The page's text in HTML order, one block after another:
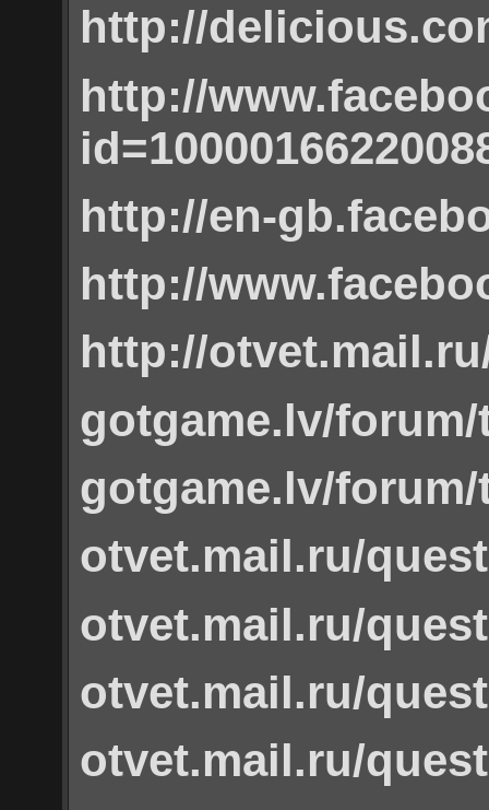
http://
http://
http://en-
http://
http://
gotgame.lv/
gotgame.lv/
otvet.mail.ru/
otvet.mail.ru/
otvet.mail.ru/
otvet.mail.ru/